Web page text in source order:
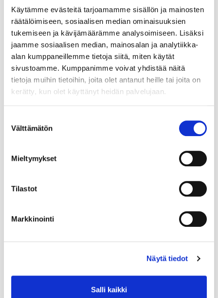
Käytämme evästeitä tarjoamamme sisällön ja mainosten
räätälöimiseen, sosiaalisen median ominaisuuksien
tukemiseen ja kävijämäärämme analysoimiseen. Lisäksi
jaamme sosiaalisen median, mainosalan ja analytiikka-
alan kumppaneillemme tietoja siitä, miten käytät
sivustoamme. Kumppanimme voivat yhdistää näitä
tietoja muihin tietoihin, joita olet antanut heille tai joita on
kerätty, kun olet käyttänyt heidän palvelujaan.
valinta
Välttämätön
Mieltymykset
Tilastot
Markkinointi
Näytä tiedot
Salli kaikki
135,37 €393,57 €
OSTA
157,67 € 458,58 €
OSTA
180,09 €
TULOILMAVENTTII
69,73 €